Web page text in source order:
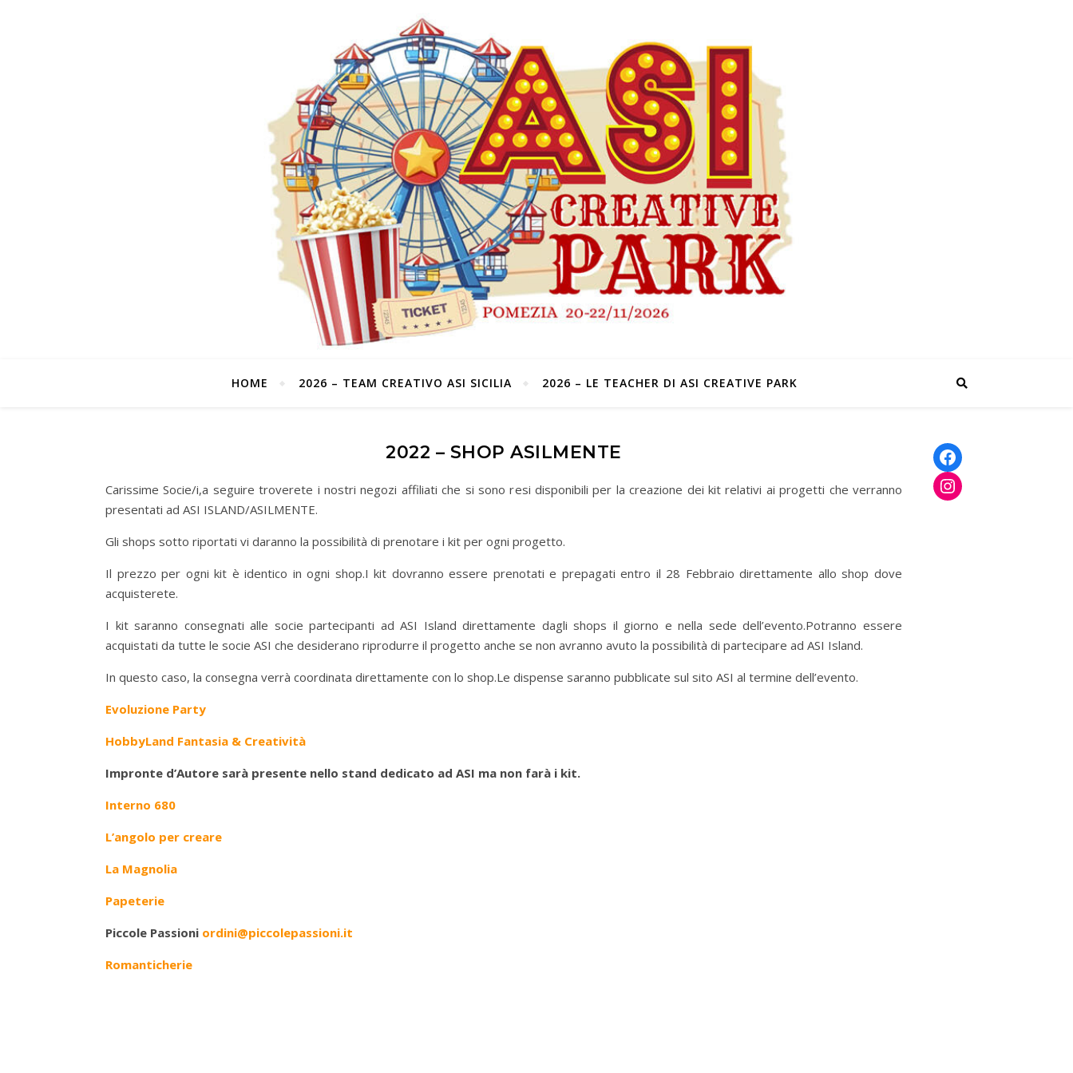
HOME 2026 – TEAM CREATIVO ASI SICILIA 2026 – LE TEACHER DI ASI CREATIVE PARK
2022 – SHOP ASILMENTE
Carissime Socie/i,a seguire troverete i nostri negozi affiliati che si sono resi disponibili per la creazione dei kit relativi ai progetti che verranno
presentati ad ASI ISLAND/ASILMENTE.
Gli shops sotto riportati vi daranno la possibilità di prenotare i kit per ogni progetto.
Il prezzo per ogni kit è identico in ogni shop.I kit dovranno essere prenotati e prepagati entro il 28 Febbraio direttamente allo shop dove
acquisterete.
I kit saranno consegnati alle socie partecipanti ad ASI Island direttamente dagli shops il giorno e nella sede dell’evento.Potranno essere
acquistati da tutte le socie ASI che desiderano riprodurre il progetto anche se non avranno avuto la possibilità di partecipare ad ASI Island.
In questo caso, la consegna verrà coordinata direttamente con lo shop.Le dispense saranno pubblicate sul sito ASI al termine dell’evento.
Evoluzione Party
HobbyLand Fantasia & Creatività
Impronte d’Autore sarà presente nello stand dedicato ad ASI ma non farà i kit.
Interno 680
L’angolo per creare
La Magnolia
Papeterie
Piccole Passioni ordini@piccolepassioni.it
Romanticherie
Facebook
Instagram